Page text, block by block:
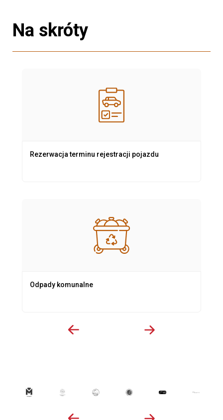
Na skróty
Rezerwacja terminu rejestracji pojazdu
Odpady komunalne